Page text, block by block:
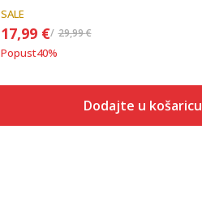
SALE
17,99 € 29,99€
Popust40%
Dodajte u košaricu